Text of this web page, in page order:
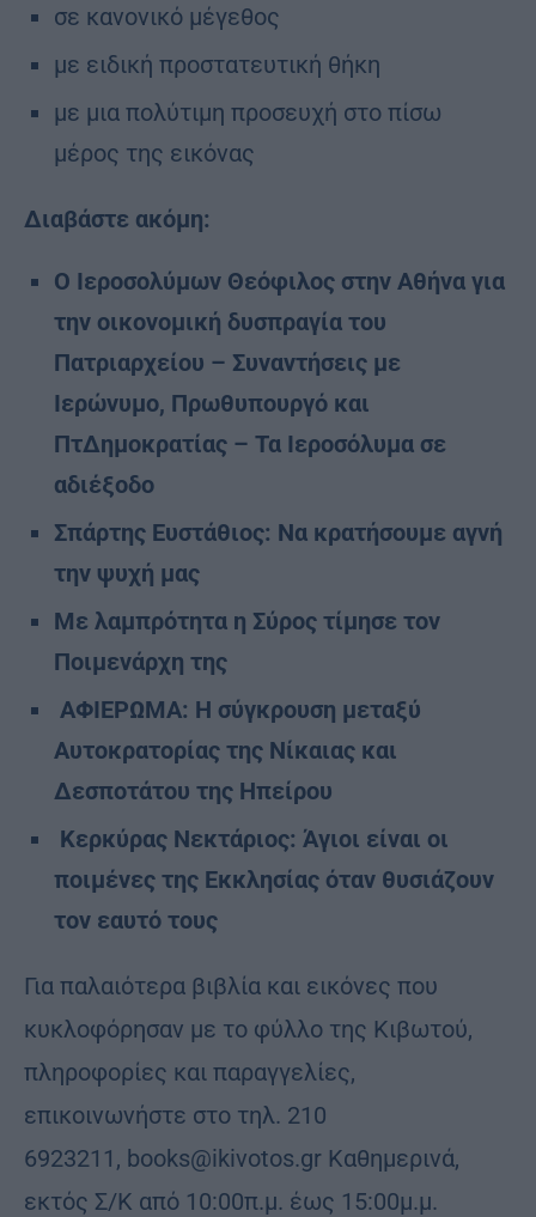
σε κανονικό μέγεθος
με ειδική προστατευτική θήκη
με μια πολύτιμη προσευχή στο πίσω
μέρος της εικόνας
Διαβάστε ακόμη:
Ο Ιεροσολύμων Θεόφιλος στην Αθήνα για
την οικονομική δυσπραγία του
Πατριαρχείου – Συναντήσεις με
Ιερώνυμο, Πρωθυπουργό και
ΠτΔημοκρατίας – Τα Ιεροσόλυμα σε
αδιέξοδο
Σπάρτης Ευστάθιος: Να κρατήσουμε αγνή
την ψυχή μας
Με λαμπρότητα η Σύρος τίμησε τον
Ποιμενάρχη της
ΑΦΙΕΡΩΜΑ: Η σύγκρουση μεταξύ
Αυτοκρατορίας της Νίκαιας και
Δεσποτάτου της Ηπείρου
Κερκύρας Νεκτάριος: Άγιοι είναι οι
ποιμένες της Εκκλησίας όταν θυσιάζουν
τον εαυτό τους
Για παλαιότερα βιβλία και εικόνες που
κυκλοφόρησαν με το φύλλο της Κιβωτού,
πληροφορίες και παραγγελίες,
επικοινωνήστε στο τηλ. 210
6923211, books@ikivotos.gr Καθημερινά,
εκτός Σ/Κ από 10:00π.μ. έως 15:00μ.μ.